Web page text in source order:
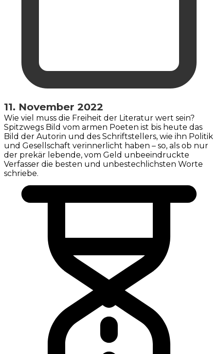
11. November 2022
Wie viel muss die Freiheit der Literatur wert sein?
Spitzwegs Bild vom armen Poeten ist bis heute das
Bild der Autorin und des Schriftstellers, wie ihn Politik
und Gesellschaft verinnerlicht haben – so, als ob nur
der prekär lebende, vom Geld unbeeindruckte
Verfasser die besten und unbestechlichsten Worte
schriebe.